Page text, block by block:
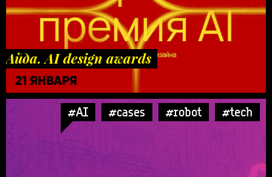
Айда. AI design awards
21 ЯНВАРЯ
#AI #cases #robot #tech